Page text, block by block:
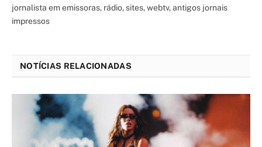
jornalista em emissoras, rádio, sites, webtv, antigos jornais
impressos
NOTÍCIAS RELACIONADAS